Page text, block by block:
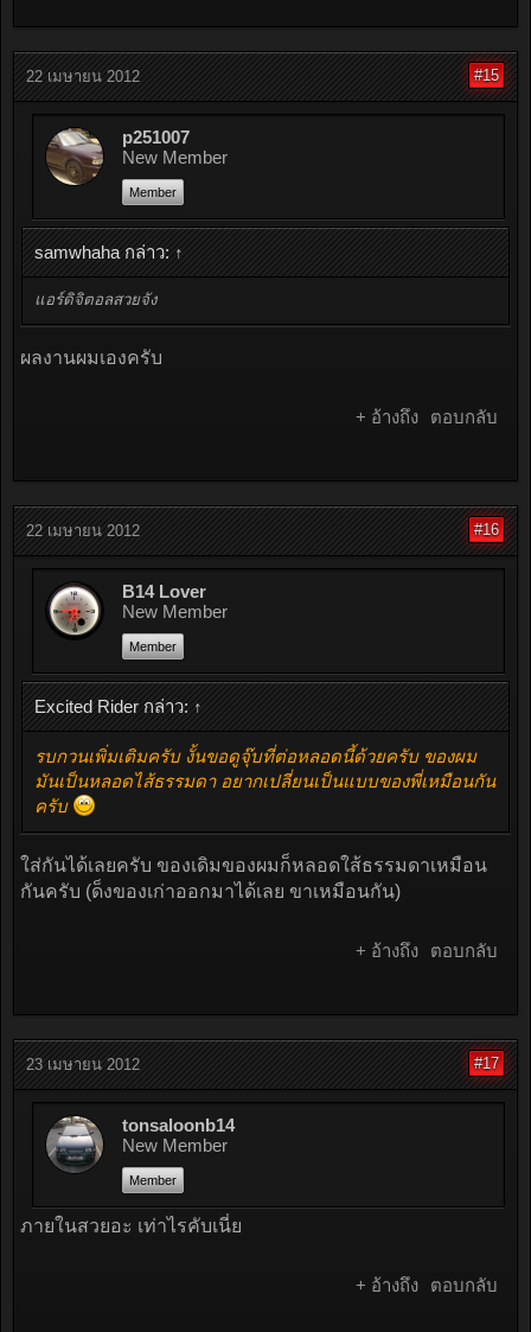
22 เมษายน 2012 #15
p251007
New Member
Member
samwhaha กล่าว: ↑
แอร์ดิจิตอลสวยจัง
ผลงานผมเองครับ
+ อ้างถึง ตอบกลับ
22 เมษายน 2012 #16
B14 Lover
New Member
Member
Excited Rider กล่าว: ↑
รบกวนเพิ่มเติมครับ งั้นขอดูจุ๊บที่ต่อหลอดนี้ด้วยครับ ของผม
มันเป็นหลอดไส้ธรรมดา อยากเปลี่ยนเป็นแบบของพี่เหมือนกัน
ครับ
ใส่กันได้เลยครับ ของเดิมของผมก็หลอดใส้ธรรมดาเหมือน
กันครับ (ด็งของเก่าออกมาได้เลย ขาเหมือนกัน)
+ อ้างถึง ตอบกลับ
23 เมษายน 2012 #17
tonsaloonb14
New Member
Member
ภายในสวยอะ เท่าไรคับเนี่ย
+ อ้างถึง ตอบกลับ